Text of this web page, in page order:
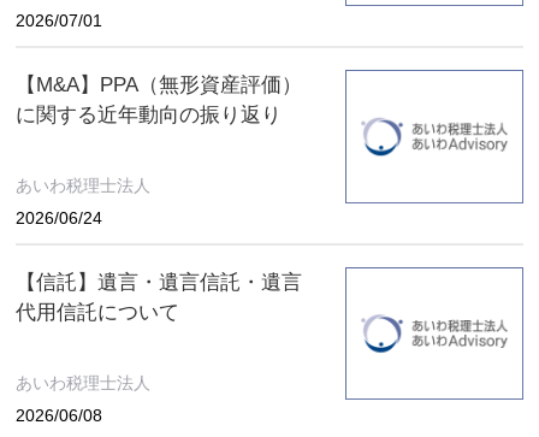
2026/07/01
【M&A】PPA（無形資産評価）
に関する近年動向の振り返り
あいわ税理士法人
2026/06/24
【信託】遺言・遺言信託・遺言
代用信託について
あいわ税理士法人
2026/06/08